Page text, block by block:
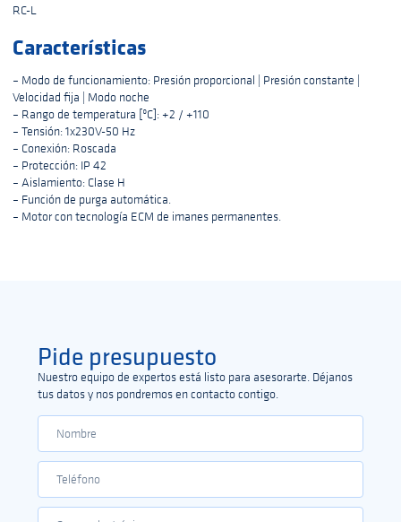
RC-L
Características
– Modo de funcionamiento: Presión proporcional | Presión constante |
Velocidad fija | Modo noche
– Rango de temperatura [ºC]: +2 / +110
– Tensión: 1x230V-50 Hz
– Conexión: Roscada
– Protección: IP 42
– Aislamiento: Clase H
– Función de purga automática.
– Motor con tecnología ECM de imanes permanentes.
Pide presupuesto
Nuestro equipo de expertos está listo para asesorarte. Déjanos
tus datos y nos pondremos en contacto contigo.